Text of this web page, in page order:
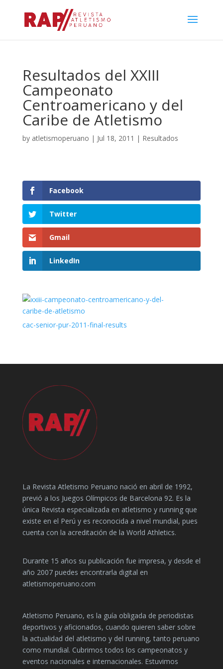
Resultados del XXIII
Campeonato
Centroamericano y del
Caribe de Atletismo
by atletismoperuano | Jul 18, 2011 | Resultados
Facebook
Twitter
Gmail
LinkedIn
cac-senior-pur-2011-final-results
La Revista Atletismo Peruano nació en abril de 1992,
previó a los Juegos Olímpicos de Barcelona 92. Es la
única Revista especializada en atletismo y running que
existe en el Perú y es reconocida a nivel mundial, pues
cuenta con la acreditación de la World Athletics.
Durante 15 años su publicación fue impresa, y desde el
año 2007 puedes encontrarla digital en
atletismoperuano.com
Atletismo Peruano, es la guía obligada de periodistas
deportivos y aficionados, cuando quieren saber sobre
la actualidad del atletismo y del running, tanto peruano
como mundial. Cubrimos todos los campeonatos y
eventos nacionales e internacionales. Estuvimos